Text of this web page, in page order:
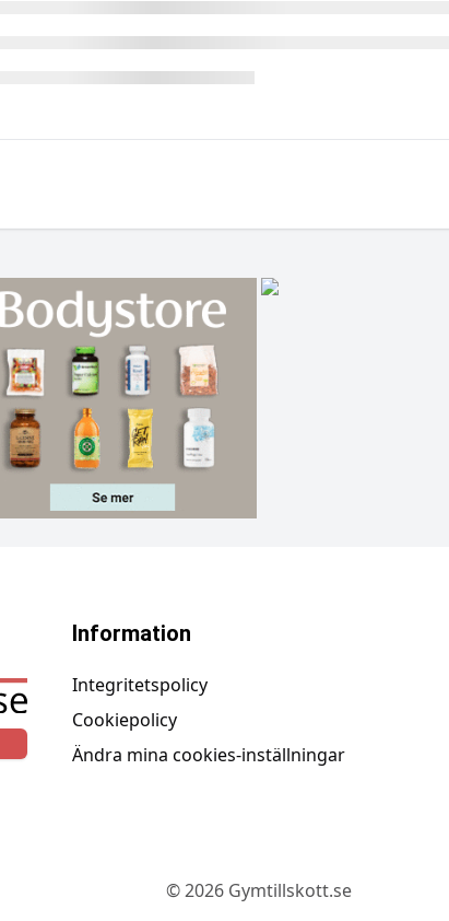
Information
Integritetspolicy
Cookiepolicy
Ändra mina cookies-inställningar
©2026Gymtillskott.se